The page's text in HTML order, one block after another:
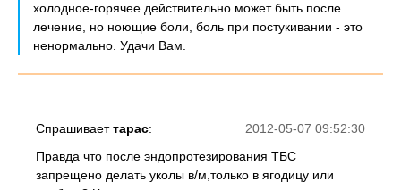
холодное-горячее действительно может быть после
лечение, но ноющие боли, боль при постукивании - это
ненормально. Удачи Вам.
2012-05-07 09:52:30
Спрашиваеттарас:
Правда что после эндопротезирования ТБС
запрещено делать уколы в/м,только в ягодицу или